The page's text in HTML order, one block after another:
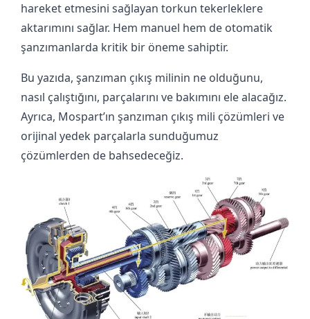
hareket etmesini sağlayan torkun tekerleklere
aktarımını sağlar. Hem manuel hem de otomatik
şanzımanlarda kritik bir öneme sahiptir.
Bu yazıda, şanzıman çıkış milinin ne olduğunu,
nasıl çalıştığını, parçalarını ve bakımını ele alacağız.
Ayrıca, Mospart’ın şanzıman çıkış mili çözümleri ve
orijinal yedek parçalarla sunduğumuz
çözümlerden de bahsedeceğiz.